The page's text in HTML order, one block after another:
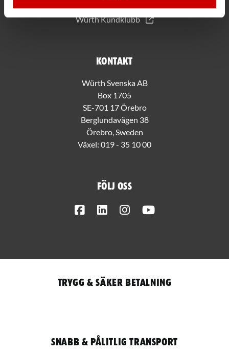
Jobba hos oss
Würth Kundklubb
Kontakt
Würth Svenska AB
Box 1705
SE-701 17 Örebro
Berglundavägen 38
Örebro, Sweden
Växel: 019 - 35 10 00
Följ oss
FacebookLinkedInInstagram
Trygg & säker betalning
Snabb & pålitlig transport